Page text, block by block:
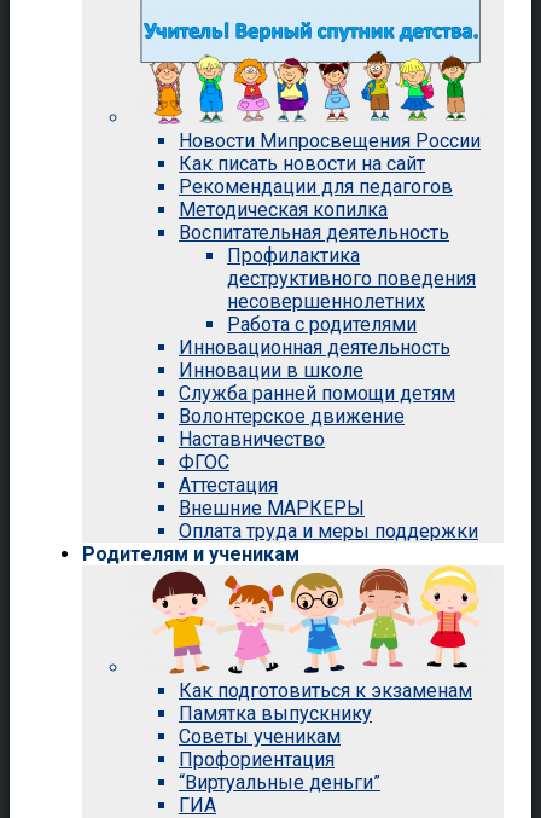
Новости Мипросвещения России
Как писать новости на сайт
Рекомендации для педагогов
Методическая копилка
Воспитательная деятельность
Профилактика
деструктивного поведения
несовершеннолетних
Работа с родителями
Инновационная деятельность
Инновации в школе
Служба ранней помощи детям
Волонтерское движение
Наставничество
ФГОС
Аттестация
Внешние МАРКЕРЫ
Оплата труда и меры поддержки
Родителям и ученикам
Как подготовиться к экзаменам
Памятка выпускнику
Советы ученикам
Профориентация
“Виртуальные деньги”
ГИА